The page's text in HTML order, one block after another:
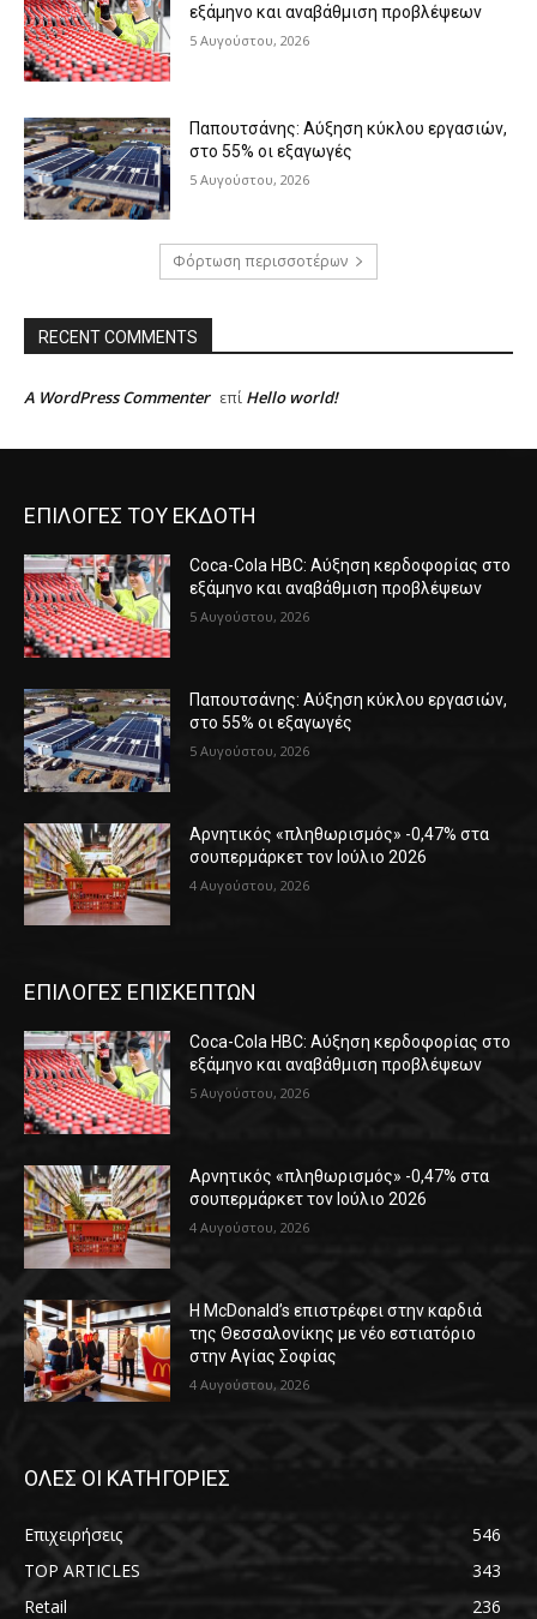
εξάμηνο και αναβάθμιση προβλέψεων
5 Αυγούστου, 2026
Παπουτσάνης: Αύξηση κύκλου εργασιών,
στο 55% οι εξαγωγές
5 Αυγούστου, 2026
Φόρτωση περισσοτέρων
RECENT COMMENTS
A WordPress Commenter επί Hello world!
ΕΠΙΛΟΓΕΣ ΤΟΥ ΕΚΔΟΤΗ
Coca-Cola HBC: Αύξηση κερδοφορίας στο
εξάμηνο και αναβάθμιση προβλέψεων
5 Αυγούστου, 2026
Παπουτσάνης: Αύξηση κύκλου εργασιών,
στο 55% οι εξαγωγές
5 Αυγούστου, 2026
Αρνητικός «πληθωρισμός» -0,47% στα
σουπερμάρκετ τον Ιούλιο 2026
4 Αυγούστου, 2026
ΕΠΙΛΟΓΕΣ ΕΠΙΣΚΕΠΤΩΝ
Coca-Cola HBC: Αύξηση κερδοφορίας στο
εξάμηνο και αναβάθμιση προβλέψεων
5 Αυγούστου, 2026
Αρνητικός «πληθωρισμός» -0,47% στα
σουπερμάρκετ τον Ιούλιο 2026
4 Αυγούστου, 2026
Η McDonald’s επιστρέφει στην καρδιά
της Θεσσαλονίκης με νέο εστιατόριο
στην Αγίας Σοφίας
4 Αυγούστου, 2026
ΟΛΕΣ ΟΙ ΚΑΤΗΓΟΡΙΕΣ
Επιχειρήσεις
546
TOP ARTICLES
343
Retail
236